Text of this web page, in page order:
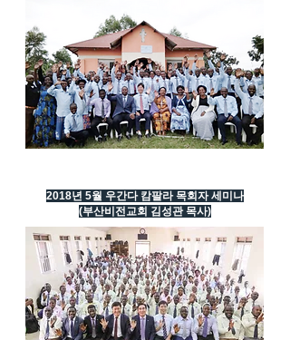
2018년 5월 우간다 캄팔라 목회자 세미나
(부산비전교회 김성관 목사)